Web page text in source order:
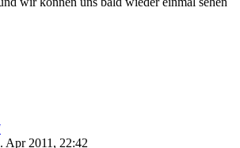
Apr 2011, 22:42